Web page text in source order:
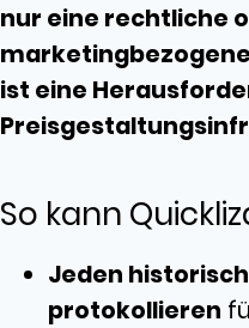
nur eine rechtliche
ist eine
So kann
Jeden
protokollieren